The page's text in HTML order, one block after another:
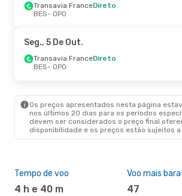
Air France1 Escala
BES- OPO
Transavia FranceDireto
OPO - BES
Transavia FranceDireto
BES- OPO
Seg., 5 De Out.
Transavia FranceDireto
BES- OPO
Os preços apresentados nesta página
nos últimos 20 dias para os períodos
devem ser considerados o preço final
disponibilidade e os preços estão sujeitos
Tempo de voo
4 h e 40 m
Voo mais
47